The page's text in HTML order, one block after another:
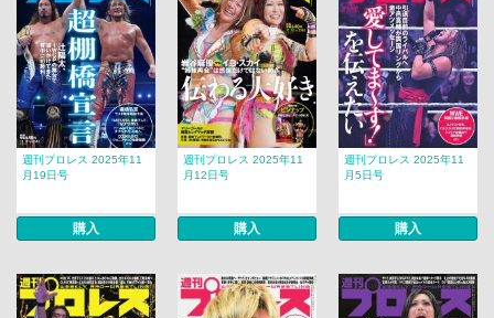
週刊プロレス 2025年11
月19日号
購入
週刊プロレス 2025年11
月12日号
購入
週刊プロレス 2025年11
月5日号
購入